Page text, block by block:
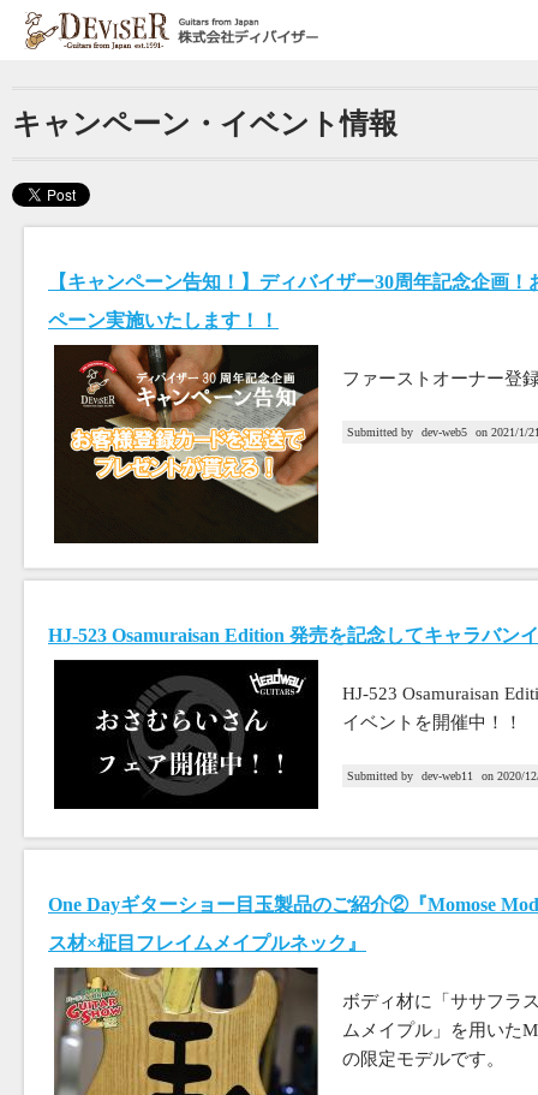
Jump to navigation
Y
u
a
キャンペーン・イベント情報
【キャンペーン告知！】ディバイザー30周年記念企画
ペーン実施いたします！！
ファーストオーナー登
Submitted by dev-web5 on 2021/1/
HJ-523 Osamuraisan Edition 発売を記念してキャラバン
HJ-523 Osamuraisan
イベントを開催中！！
Submitted by dev-web11 on 2020/
One Dayギターショー目玉製品のご紹介②『Momose
ス材×柾目フレイムメイプルネック』
ボディ材に「ササフラ
ムメイプル」を用いた
の限定モデルです。